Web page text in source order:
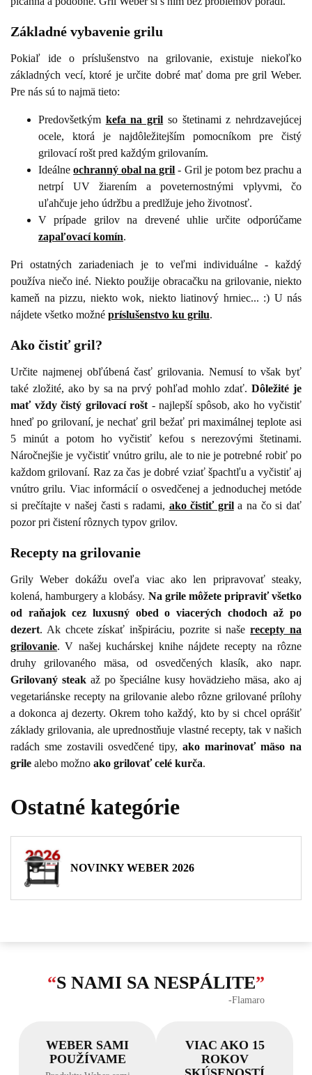
Základné vybavenie grilu
Pokiaľ ide o príslušenstvo na grilovanie, existuje niekoľko
základných vecí, ktoré je určite dobré mať doma pre gril Weber.
Pre nás sú to najmä tieto:
Predovšetkým kefa na gril so štetinami z nehrdzavejúcej
ocele, ktorá je najdôležitejším pomocníkom pre čistý
grilovací rošt pred každým grilovaním.
Ideálneochranný obal na gril - Gril je potom bez prachu a
netrpí UV žiarením a poveternostnými vplyvmi, čo
uľahčuje jeho údržbu a predlžuje jeho životnosť.
V prípade grilov na drevené uhlie určite odporúčame
zapaľovací komín.
Pri ostatných zariadeniach je to veľmi individuálne - každý
používa niečo iné. Niekto použije obracačku na grilovanie, niekto
kameň na pizzu, niekto wok, niekto liatinový hrniec... :) U nás
nájdete všetko možné príslušenstvo ku grilu.
Ako čistiť gril?
Určite najmenej obľúbená časť grilovania. Nemusí to však byť
také zložité, ako by sa na prvý pohľad mohlo zdať. Dôležité je
mať vždy čistý grilovací rošt - najlepší spôsob, ako ho vyčistiť
hneď po grilovaní, je nechať gril bežať pri maximálnej teplote asi
5 minút a potom ho vyčistiť kefou s nerezovými štetinami.
Náročnejšie je vyčistiť vnútro grilu, ale to nie je potrebné robiť po
každom grilovaní. Raz za čas je dobré vziať špachtľu a vyčistiť aj
vnútro grilu. Viac informácií o osvedčenej a jednoduchej metóde
si prečítajte v našej časti s radami, ako čistiť grila na čo si dať
pozor pri čistení rôznych typov grilov.
Recepty na grilovanie
Grily Weber dokážu oveľa viac ako len pripravovať steaky,
kolená, hamburgery a klobásy. Na grile môžete pripraviť všetko
od raňajok cez luxusný obed o viacerých chodoch až po
dezert. Ak chcete získať inšpiráciu, pozrite si našerecepty na
grilovanie. V našej kuchárskej knihe nájdete recepty na rôzne
druhy grilovaného mäsa, od osvedčených klasík, ako napr.
Grilovaný steak až po špeciálne kusy hovädzieho mäsa, ako aj
vegetariánske recepty na grilovanie alebo rôzne grilované prílohy
a dokonca aj dezerty. Okrem toho každý, kto by si chcel oprášiť
základy grilovania, ale uprednostňuje vlastné recepty, tak v našich
radách sme zostavili osvedčené tipy, ako marinovať mäso na
grile alebo možno ako grilovať celé kurča.
Ostatné kategórie
NOVINKY WEBER 2026
“S NAMI SA NESPÁLITE”
‐Flamaro
WEBER SAMI
POUŽÍVAME
VIAC AKO 15
ROKOV